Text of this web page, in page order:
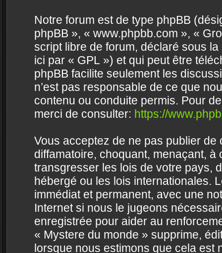
Notre forum est de type phpBB
phpBB », « www.phpbb.com », «
script libre de forum, déclaré sous
ici par « GPL ») et qui peut être
phpBB facilite seulement les
n’est pas responsable de ce que
contenu ou conduite permis. Pour
merci de consulter: https://
Vous acceptez de ne pas publier
diffamatoire, choquant, menaçant,
transgresser les lois de votre pays,
hébergé ou les lois internationales.
immédiat et permanent, avec une
Internet si nous le jugeons
enregistrée pour aider au
« Mystere du monde » supprime,
lorsque nous estimons que cela est